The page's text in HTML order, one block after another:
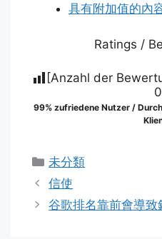
具有附加值的內
Ratings /
[Anzahl der
0
99% zufriedene Nutzer /
分
類
未分類
信使
谷歌排名靠前會導致